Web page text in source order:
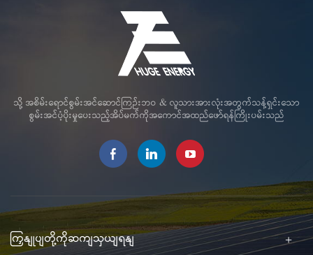
သို့ အစိမ်းရောင်စွမ်းအင်ဆောင်ကြဉ်းဘဝ & လူသားအားလုံးအတွက်သန့်ရှင်းသော
စွမ်းအင်ပံ့ပိုးမှုပေးသည့်အိပ်မက်ကိုအကောင်အထည်ဖော်ရန်ကြိုးပမ်းသည်
ကြှနျုပျတို့ကိုဆကျသှယျရနျ